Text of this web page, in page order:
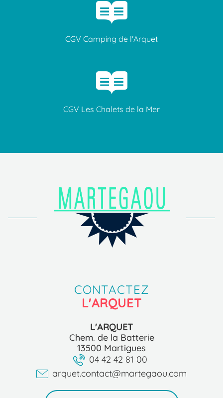
CGV Camping de l'Arquet
CGV Les Chalets de la Mer
CONTACTEZ
L'ARQUET
L'ARQUET
Chem. de la Batterie
13500 Martigues
04 42 42 81 00
arquet.contact@martegaou.com